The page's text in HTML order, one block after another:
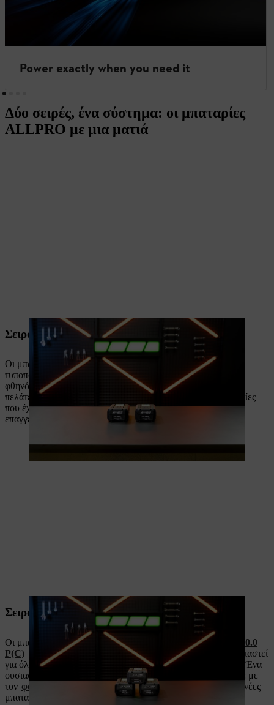
Power exactly when you need it
Δύο σειρές, ένα σύστημα: οι μπαταρίες
ALLPRO με μια ματιά
Σειρά ALLPRO standard
Οι μπαταρίες AP 20.1 καιAP 30.1
βασίζονται σε σύγχρονα
τυποποιημένα στοιχεία ιόντων λιθίου και προσφέρουν μια
φθηνότερη είσοδο στο σύστημα ALLPRO. Είναι ιδανικά για
πελάτες που εκτιμούν τις στιβαρές, υψηλής απόδοσης μπαταρίες
που έχουν σχεδιαστεί για να καλύπτουν τις ανάγκες των
επαγγελματιών χρηστών.
Σειρά ALLPRO υψηλής απόδοσης
Οι μπαταρίες ALLPRO AP 100.0 P AP 200.0 Pκαι
AP 300.0
P(C) με καινοτόμες Οι κυψέλες χωρίς τραπέζι
έχουν σχεδιαστεί
για όλες τις καθημερινές απαιτήσεις με υψηλά φορτία αιχμής. Ένα
ουσιαστικό πλεονέκτημα είναι η εξαιρετικά γρήγορη φόρτιση: με
τον φορτιστή υψηλής ταχύτητας STIHL AL 1802 MO
, οι νέες
μπαταρίες επαναφορτίζονται στο 80% σε μόλις εννέα λεπτά².